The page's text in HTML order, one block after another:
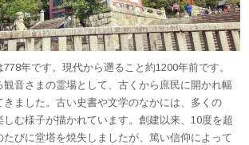
年です。現代から遡ること約1200年前です。
観音さまの霊場として、古くから庶民に開かれ幅
きました。古い史書や文学のなかには、 多くの
しむ様子が描かれています。創建以来、10度を超
びに堂塔を焼失しま したが、篤い信仰によって